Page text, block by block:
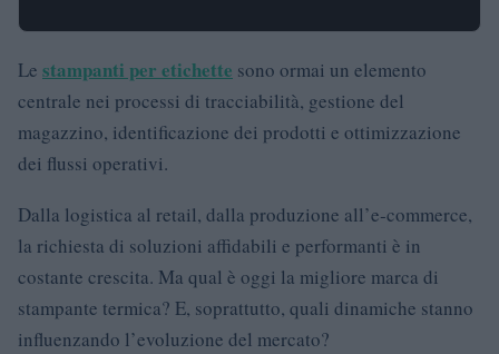
Le stampanti per etichette sono ormai un elemento
centrale nei processi di tracciabilità, gestione del
magazzino, identificazione dei prodotti e ottimizzazione
dei flussi operativi.
Dalla logistica al retail, dalla produzione all’e‑commerce,
la richiesta di soluzioni affidabili e performanti è in
costante crescita. Ma qual è oggi la migliore marca di
stampante termica? E, soprattutto, quali dinamiche stanno
influenzando l’evoluzione del mercato?